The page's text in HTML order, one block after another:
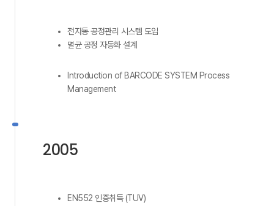
전자동 공정관리 시스템 도입
멸균 공정 자동화 설계
Introduction of BARCODE SYSTEM Process
Management
2005
EN552 인증취득 (TUV)